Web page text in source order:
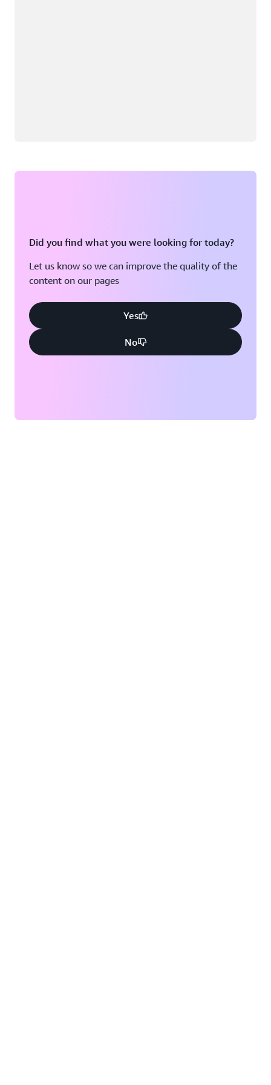
Did you find what you were looking for today?
Let us know so we can improve the quality of the
content on our pages
Yes
No